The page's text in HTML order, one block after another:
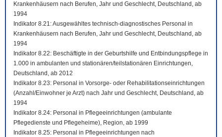
Krankenhäusern nach Berufen, Jahr und Geschlecht, Deutschland, ab
1994
Indikator 8.21: Ausgewähltes technisch-diagnostisches Personal in
Krankenhäusern nach Berufen, Jahr und Geschlecht, Deutschland, ab
1994
Indikator 8.22: Beschäftigte in der Geburtshilfe und Entbindungspflege in
1.000 in ambulanten und stationären/teilstationären Einrichtungen,
Deutschland, ab 2012
Indikator 8.23: Personal in Vorsorge- oder Rehabilitationseinrichtungen
(Anzahl/Einwohner je Arzt) nach Jahr und Geschlecht, Deutschland, ab
1994
Indikator 8.24: Personal in Pflegeeinrichtungen (ambulante
Pflegedienste und Pflegeheime), Region, ab 1999
Indikator 8.25: Personal in Pflegeeinrichtungen nach